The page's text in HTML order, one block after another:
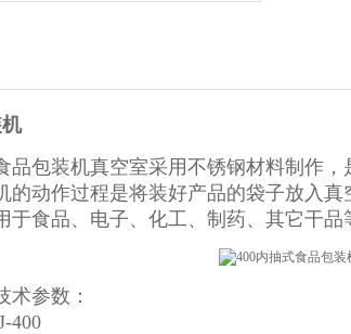
品包装机真空室采用不锈钢材料制作
的动作过程是将装好产品的袋子放入
于食品、电子、化工、制药、其它干品
术参数：
400